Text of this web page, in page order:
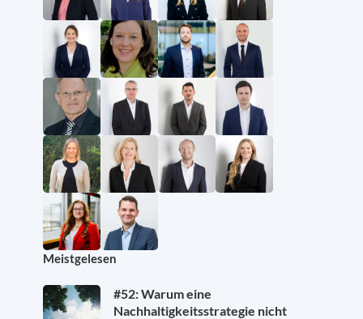
Meistgelesen
#52: Warum eine
Nachhaltigkeitsstrategie nicht